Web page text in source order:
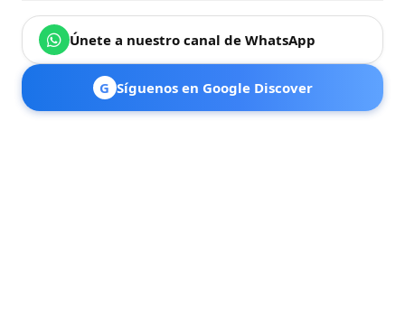
Únete a nuestro canal de WhatsApp
G Síguenos en Google Discover